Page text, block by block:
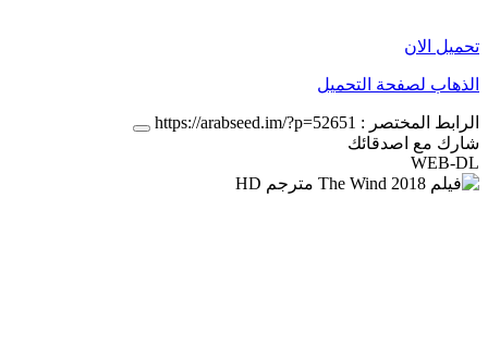
تحميل الان
الذهاب لصفحة التحميل
الرابط المختصر : https://arabseed.im/?p=52651
شارك مع اصدقائك
WEB-DL